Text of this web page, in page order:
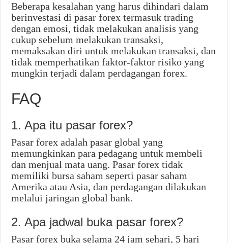
Beberapa kesalahan yang harus dihindari dalam
berinvestasi di pasar forex termasuk trading
dengan emosi, tidak melakukan analisis yang
cukup sebelum melakukan transaksi,
memaksakan diri untuk melakukan transaksi, dan
tidak memperhatikan faktor-faktor risiko yang
mungkin terjadi dalam perdagangan forex.
FAQ
1. Apa itu pasar forex?
Pasar forex adalah pasar global yang
memungkinkan para pedagang untuk membeli
dan menjual mata uang. Pasar forex tidak
memiliki bursa saham seperti pasar saham
Amerika atau Asia, dan perdagangan dilakukan
melalui jaringan global bank.
2. Apa jadwal buka pasar forex?
Pasar forex buka selama 24 jam sehari, 5 hari